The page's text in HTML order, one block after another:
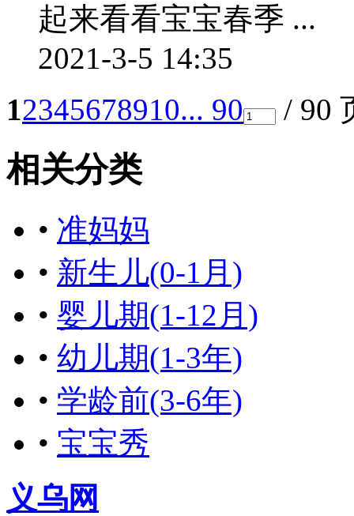
起来看看宝宝春季 ...
2021-3-5 14:35
12345678910... 90 / 90
相关分类
• 准妈妈
• 新生儿(0-1月)
• 婴儿期(1-12月)
• 幼儿期(1-3年)
• 学龄前(3-6年)
• 宝宝秀
义乌网